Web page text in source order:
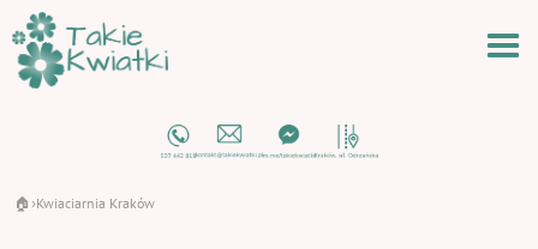
🏠 ›Kwiaciarnia Kraków